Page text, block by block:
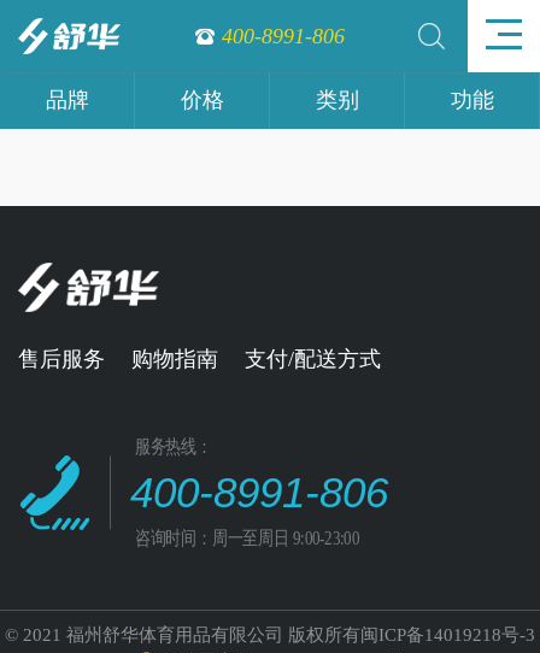
400-8991-806
品牌 价格 类别 功能
售后服务 购物指南 支付/配送方式
服务热线：
400-8991-806
咨询时间：周一至周日 9:00-23:00
© 2021 福州舒华体育用品有限公司 版权所有闽ICP备14019218号-3